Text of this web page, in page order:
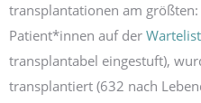
transplantationen am
Patient*innen auf der
trans­plantabel eingestuft),
transplantiert (632 nach